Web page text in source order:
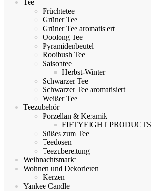
Tee
Früchtetee
Grüner Tee
Grüner Tee aromatisiert
Ooolong Tee
Pyramidenbeutel
Rooibush Tee
Saisontee
Herbst-Winter
Schwarzer Tee
Schwarzer Tee aromatisiert
Weißer Tee
Teezubehör
Porzellan & Keramik
FIFTYEIGHT PRODUCTS
Süßes zum Tee
Teedosen
Teezubereitung
Weihnachtsmarkt
Wohnen und Dekorieren
Kerzen
Yankee Candle